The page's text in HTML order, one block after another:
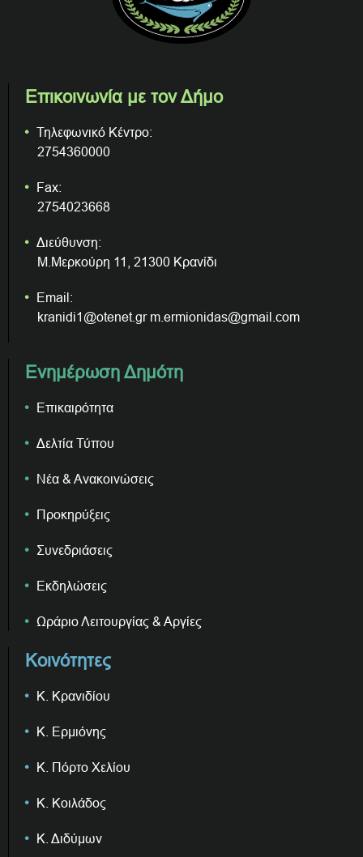
Επικοινωνία με τον Δήμο
Τηλεφωνικό Κέντρο:
2754360000
Fax:
2754023668
Διεύθυνση:
Μ.Μερκούρη 11, 21300 Κρανίδι
Email:
kranidi1@otenet.gr m.ermionidas@gmail.com
Ενημέρωση Δημότη
Επικαιρότητα
Δελτία Τύπου
Νέα & Ανακοινώσεις
Προκηρύξεις
Συνεδριάσεις
Εκδηλώσεις
Ωράριο Λειτουργίας & Αργίες
Κοινότητες
Κ. Κρανιδίου
Κ. Ερμιόνης
Κ. Πόρτο Χελίου
Κ. Κοιλάδος
Κ. Διδύμων